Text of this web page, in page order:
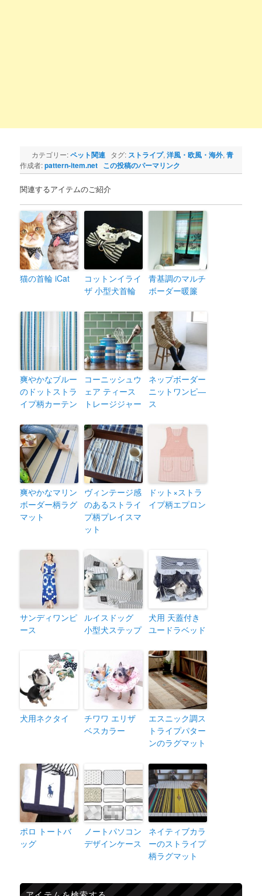
カテゴリー:ペット関連 タグ: ストライプ,洋風・欧風・海外,青
作成者:pattern-item.net この投稿のパーマリンク
関連するアイテムのご紹介
猫の首輪 iCat
コットンイライ
ザ 小型犬首輪
青基調のマルチ
ボーダー暖簾
爽やかなブルー
のドットストラ
イプ柄カーテン
コーニッシュウ
ェア ティース
トレージジャー
ネップボーダー
ニットワンピ―
ス
爽やかなマリン
ボーダー柄ラグ
マット
ヴィンテージ感
のあるストライ
プ柄プレイスマ
ット
ドット×ストラ
イプ柄エプロン
サンディワンピ
ース
ルイスドッグ
小型犬ステップ
犬用 天蓋付き
ユードラベッド
犬用ネクタイ
チワワ エリザ
ベスカラー
エスニック調ス
トライプパター
ンのラグマット
ポロ トートバ
ッグ
ノートパソコン
デザインケース
ネイティブカラ
ーのストライプ
柄ラグマット